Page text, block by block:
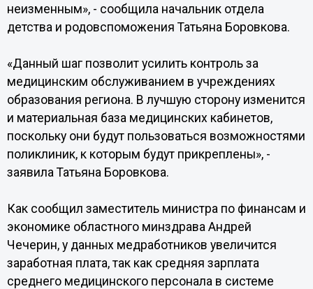
неизменным», - сообщила начальник отдела
детства и родовспоможения Татьяна Боровкова.
«Данный шаг позволит усилить контроль за
медицинским обслуживанием в учреждениях
образования региона. В лучшую сторону изменится
и материальная база медицинских кабинетов,
поскольку они будут пользоваться возможностями
поликлиник, к которым будут прикреплены», -
заявила Татьяна Боровкова.
Как сообщил заместитель министра по финансам и
экономике областного минздрава Андрей
Чечерин, у данных медработников увеличится
заработная плата, так как средняя зарплата
среднего медицинского персонала в системе